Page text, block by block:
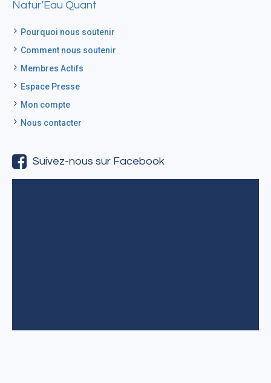
Natur’Eau Quant
Pourquoi nous soutenir
Comment nous soutenir
Membres Actifs
Espace Presse
Mon compte
Nous contacter
Suivez-nous sur Facebook